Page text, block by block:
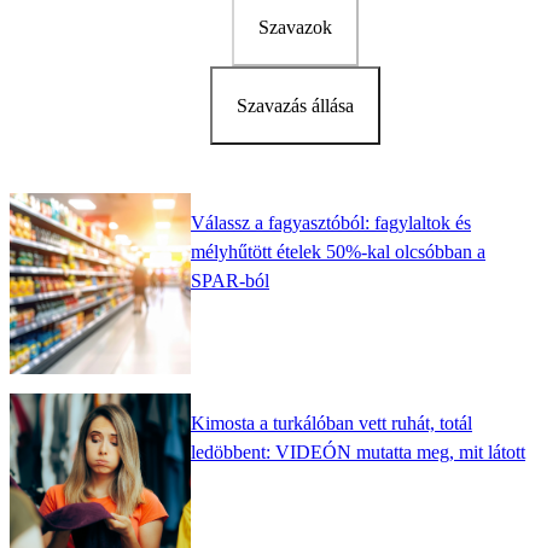
Szavazok
Szavazás állása
Válassz a fagyasztóból: fagylaltok és
mélyhűtött ételek 50%-kal olcsóbban a
SPAR-ból
Kimosta a turkálóban vett ruhát, totál
ledöbbent: VIDEÓN mutatta meg, mit látott